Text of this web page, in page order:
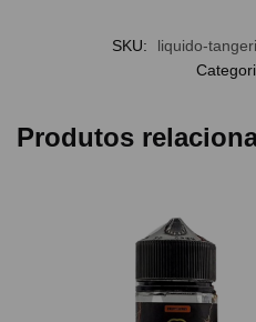
SKU:
liquido-
Produtos